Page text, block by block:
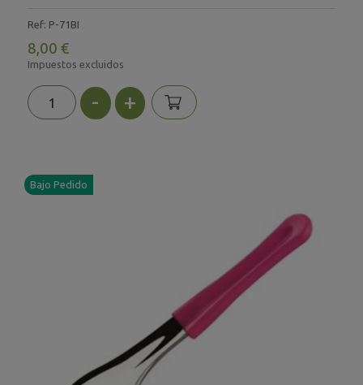
Ref: P-71BI
8,00 €
Impuestos excluidos
- +
Bajo Pedido